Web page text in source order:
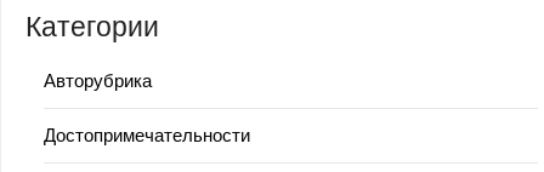
Категории
Авторубрика
Достопримечательности